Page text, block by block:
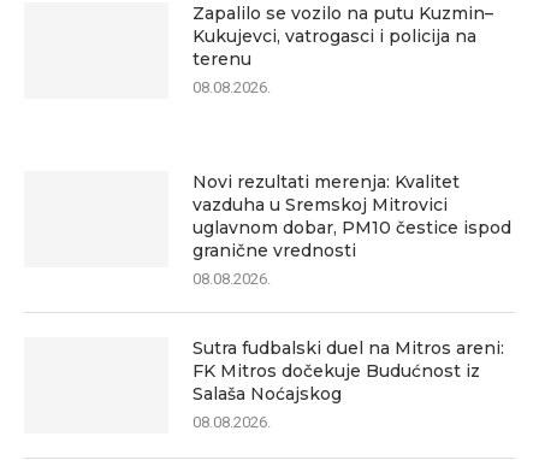
Zapalilo se vozilo na putu Kuzmin–
Kukujevci, vatrogasci i policija na
terenu
08.08.2026.
Novi rezultati merenja: Kvalitet
vazduha u Sremskoj Mitrovici
uglavnom dobar, PM10 čestice ispod
granične vrednosti
08.08.2026.
Sutra fudbalski duel na Mitros areni:
FK Mitros dočekuje Budućnost iz
Salaša Noćajskog
08.08.2026.